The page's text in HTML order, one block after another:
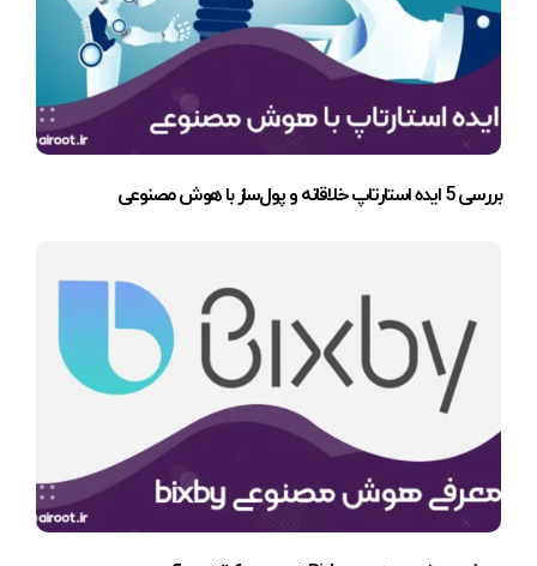
بررسی 5 ایده استارتاپ خلاقانه و پول‌ساز با هوش مصنوعی